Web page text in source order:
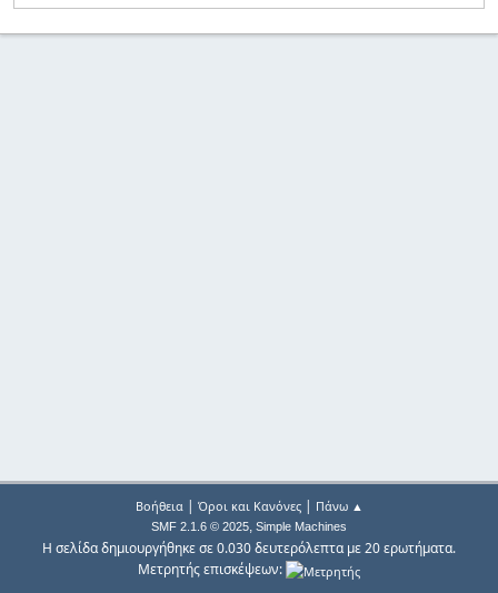
Βοήθεια| Όροι και Κανόνες| Πάνω ▲
SMF 2.1.6 © 2025, Simple Machines
Η σελίδα δημιουργήθηκε σε 0.030 δευτερόλεπτα με 20 ερωτήματα.
Μετρητής επισκέψεων: